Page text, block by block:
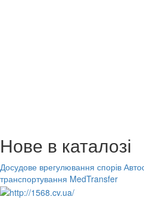
Нове в каталозі
Досудове врегулювання спорів
транспортування MedTransfer